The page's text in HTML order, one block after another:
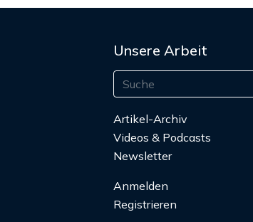
Unsere Arbeit
Artikel-Archiv
Videos & Podcasts
Newsletter
Anmelden
Registrieren